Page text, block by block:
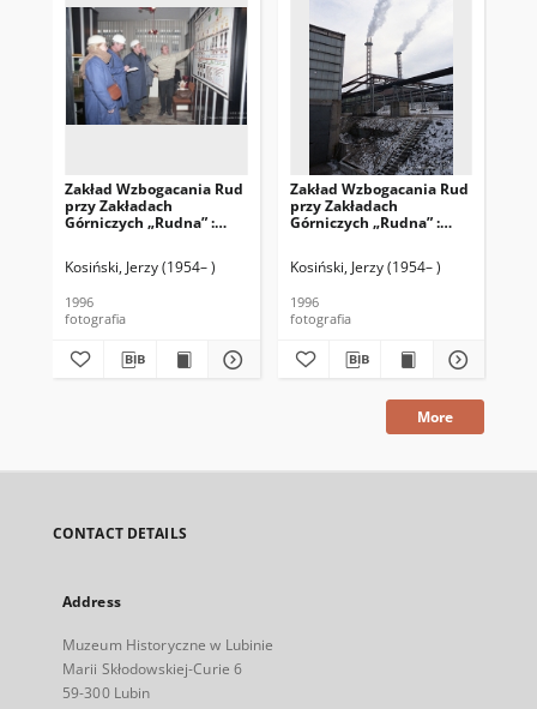
Zakład Wzbogacania Rud
przy Zakładach
Górniczych „Rudna” :
Kosiński, Jerzy (1954– )
1996
fotografia
Zakład Wzbogacania Rud
przy Zakładach
Górniczych „Rudna” :
Kosiński, Jerzy (1954– )
1996
fotografia
More
CONTACT DETAILS
Address
Muzeum Historyczne w Lubinie
Marii Skłodowskiej-Curie 6
59-300 Lubin